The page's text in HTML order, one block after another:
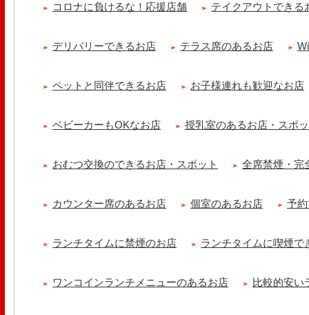
ッコラサラダをそえて)手..
【 平日限定ランチメニュー 】 ワンプレートランチ登場！！パスタや
京都九条ねぎ焼き専門店 ねぎ家 -時代家 旬-
だれ。とろりとした温泉卵..
【 よもぎ蒸しやリラクゼーション専門の顧問契約 】 冷え性改善協会
クゼーション店を専..
コロナに負けるな！応援店舗 テイクアウトできる
デリバリーできるお店 テラス席のあるお店
ペットと同伴できるお店 お子様連れも歓迎なお店
ベビーカーもOKなお店 授乳室のあるお店・スポ
おむつ交換のできるお店・スポット 全席禁煙・完
カウンター席のあるお店 個室のあるお店 予
ランチタイムに禁煙のお店 ランチタイムに喫煙で
ワンコインランチメニューのあるお店 比較的安い